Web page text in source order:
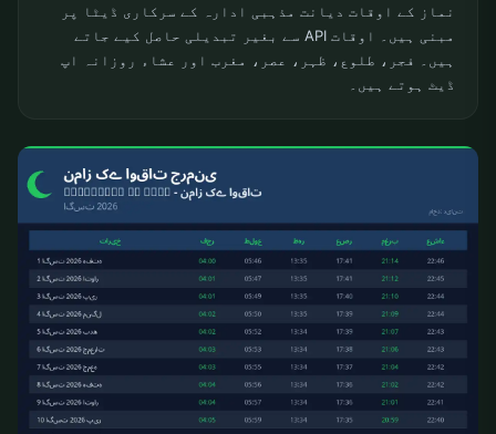
نماز کے اوقات دیانت مذہبی ادارہ کے سرکاری ڈیٹا پر
مبنی ہیں۔ اوقات API سے بغیر تبدیلی حاصل کیے جاتے
ہیں۔ فجر، طلوع، ظہر، عصر، مغرب اور عشاء روزانہ اپ
ڈیٹ ہوتے ہیں۔